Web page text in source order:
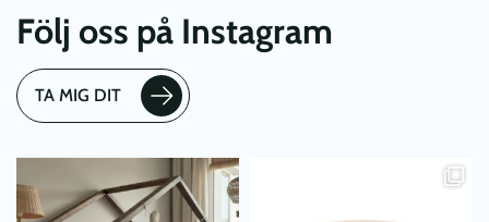
Följ oss på Instagram
TA MIG DIT